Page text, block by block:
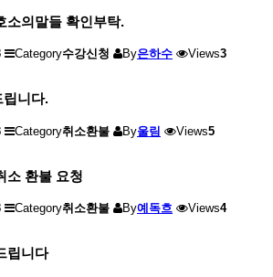
소의말들 확인부탁.
Category수강신청 By은하수 Views3
립니다.
Category취소환불 By울림 Views5
소 환불 요청
Category취소환불 By예독흐 Views4
립니다